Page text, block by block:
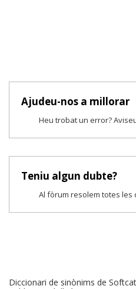
Ajudeu-nos a millorar
Heu trobat un error?
Teniu algun dubte?
Al fòrum resolem totes les
Diccionari de sinònims de